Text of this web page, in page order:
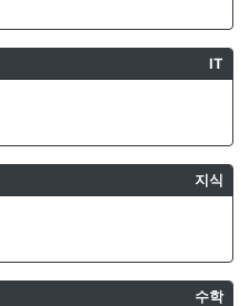
IT
지식
수학